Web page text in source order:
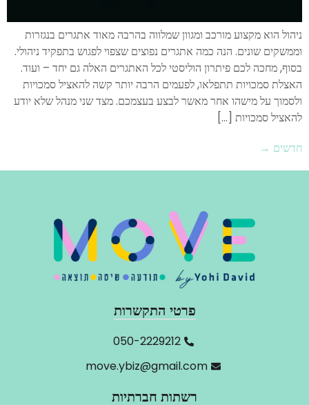
ניהול הוא מקצוע מורכב ומגוון שמלווה בהרבה מאוד אתגרים בנגזרות
וממשקים שונים. הנה כמה אתגרים נפוצים שצפוי לפגוש בתפקיד ניהולי.
בסוף, מחכה לכם פיתרון הוליסטי לכל האתגרים האלה גם יחד – ועוד.
האצלת סמכויות תתפלאו, לפעמים הרבה יותר קשה להאציל סמכויות
ולסמוך על מישהו אחר מאשר לבצע בעצמכם. מצד שני מנהל שלא יודע
להאציל סמכויות […]
חדשים →
פרטי התקשרות
‬050-2229212
move.ybiz@gmail.com
רשתות חברתיות